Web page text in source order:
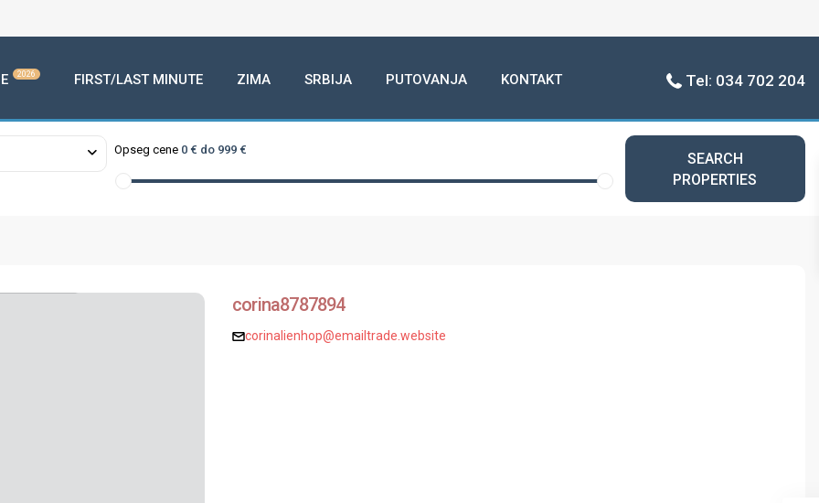
2026 FIRST/LAST MINUTE ZIMA SRBIJA PUTOVANJA KONTAKT Tel: 034 702 204
Opseg cene 0 € do 999 €
SEARCH
PROPERTIES
corina8787894
corinalienhop@emailtrade.website